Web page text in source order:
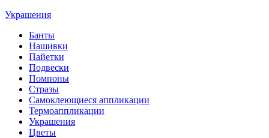
Украшения
Банты
Нашивки
Пайетки
Подвески
Помпоны
Стразы
Самоклеющиеся аппликации
Термоаппликации
Украшения
Цветы